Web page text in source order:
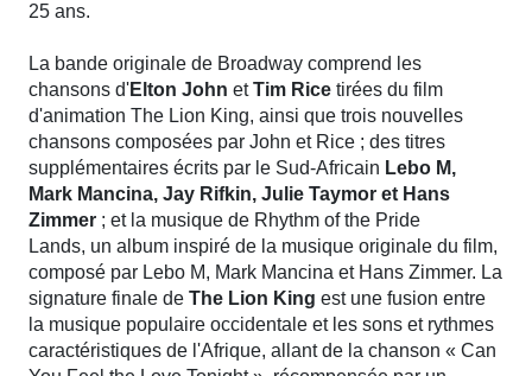
25 ans.
La bande originale de Broadway comprend les
chansons d'Elton John etTim Rice tirées du film
d'animation The Lion King, ainsi que trois nouvelles
chansons composées par John et Rice ; des titres
supplémentaires écrits par le Sud-Africain Lebo M,
Mark Mancina, Jay Rifkin, Julie Taymor et Hans
Zimmer ; et la musique de Rhythm of the Pride
Lands, un album inspiré de la musique originale du film,
composé par Lebo M, Mark Mancina et Hans Zimmer. La
signature finale de The Lion King est une fusion entre
la musique populaire occidentale et les sons et rythmes
caractéristiques de l'Afrique, allant de la chanson « Can